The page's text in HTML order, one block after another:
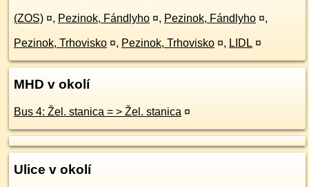
(ZOS) ¤, Pezinok, Fándlyho ¤, Pezinok, Fándlyho ¤,
Pezinok, Trhovisko ¤, Pezinok, Trhovisko ¤, LIDL ¤
MHD v okolí
Bus 4: Žel. stanica = > Žel. stanica ¤
Ulice v okolí